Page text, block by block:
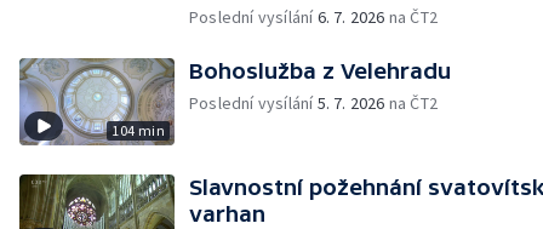
Poslední vysílání6. 7. 2026 na ČT2
104 min
Bohoslužba z Velehradu
Poslední vysílání5. 7. 2026 na ČT2
Slavnostní požehnání
varhan